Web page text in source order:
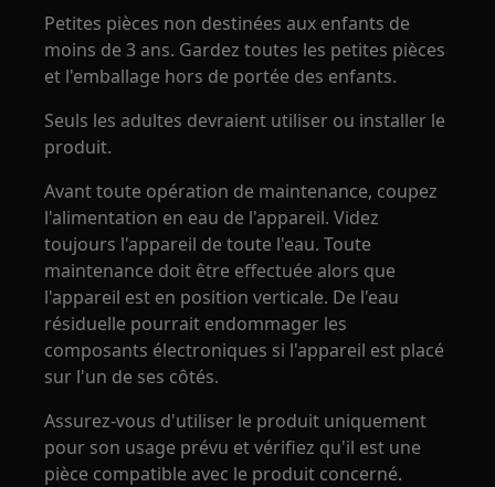
Petites pièces non destinées aux enfants de
moins de 3 ans. Gardez toutes les petites pièces
et l'emballage hors de portée des enfants.
Seuls les adultes devraient utiliser ou installer le
produit.
Avant toute opération de maintenance, coupez
l'alimentation en eau de l'appareil. Videz
toujours l'appareil de toute l'eau. Toute
maintenance doit être effectuée alors que
l'appareil est en position verticale. De l'eau
résiduelle pourrait endommager les
composants électroniques si l'appareil est placé
sur l'un de ses côtés.
Assurez-vous d'utiliser le produit uniquement
pour son usage prévu et vérifiez qu'il est une
pièce compatible avec le produit concerné.